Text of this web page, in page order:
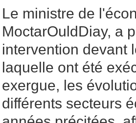
Le ministre de
MoctarOuldDiay, a
intervention devant
laquelle ont été
exergue, les
différents secteurs